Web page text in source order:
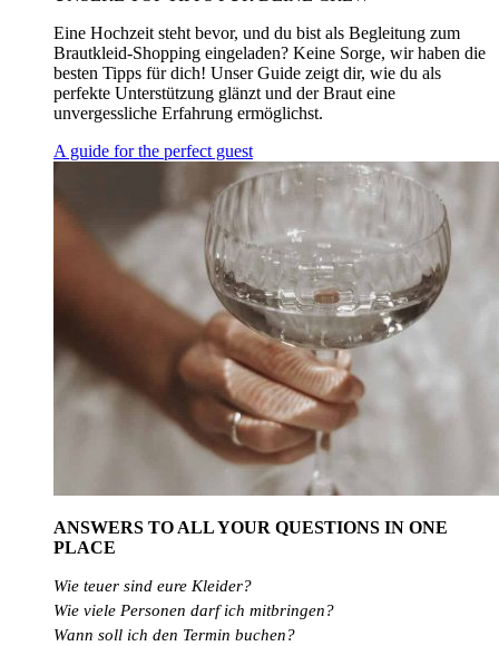
Eine Hochzeit steht bevor, und du bist als Begleitung zum
Brautkleid-Shopping eingeladen? Keine Sorge, wir haben die
besten Tipps für dich! Unser Guide zeigt dir, wie du als
perfekte Unterstützung glänzt und der Braut eine
unvergessliche Erfahrung ermöglichst.
A guide for the perfect guest
ANSWERS TO ALLYOUR QUESTIONS IN ONE
PLACE
Wie teuer sind eure Kleider?
Wie viele Personen darf ich mitbringen?
Wann soll ich den Termin buchen?